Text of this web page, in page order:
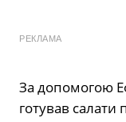
РЕКЛАМА
За допомогою
готував салати